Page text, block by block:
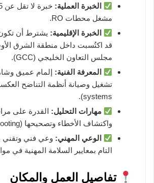
الخبرة العملية:
مشغل محطات RO.
الخبرة الإقليمية: يشترط أن تكون
قد اكتُسبت داخل منطقة الشرق
مجلس التعاون الخليجي (GCC).
المعرفة الفنية: إلمام عميق
systems).
مهارات التحليل: القدرة على
واكتشاف الأخطاء وتصحيحها (Troubleshooting).
الوعي المهني: وعي فني وتقني
التام بمعايير السلامة المهنية في
تفاصيل العمل والمكان